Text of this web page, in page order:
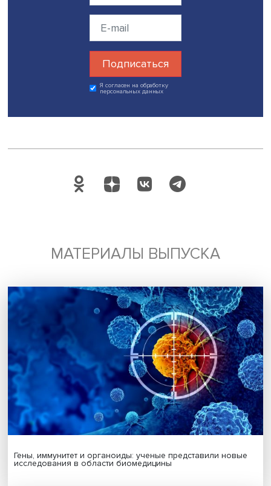
Будь всегда в курсе !
Подпишись на наши новости:
Я согласен на обработку
персональных данных
МАТЕРИАЛЫ ВЫПУСКА